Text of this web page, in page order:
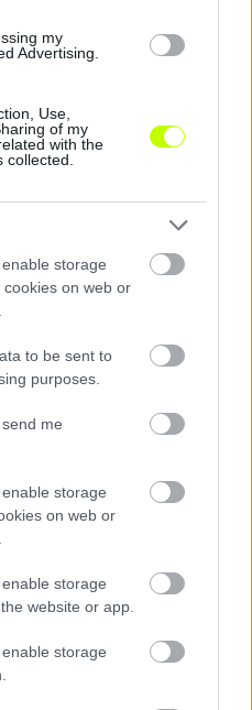
my
Advertising.
Use,
of my
with the
storage
on web or
to be sent to
purposes.
me
storage
on web or
storage
website or app.
storage
a magyar
Arénában. A Magyar
olvasható, hogy […]
HÍREK
Hírek